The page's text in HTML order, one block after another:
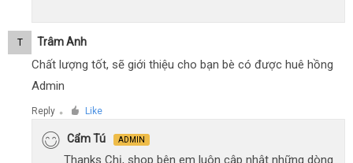
T Trâm Anh
Chất lượng tốt, sẽ giới thiệu cho bạn bè có được huê hồng
Admin
Reply ● Like
Cẩm Tú ADMIN
Thanks Chị, shop bên em luôn cập nhật những dòng